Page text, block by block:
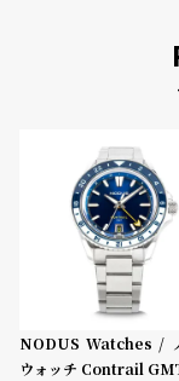
NODUS Watches /
ウォッチ Contrail